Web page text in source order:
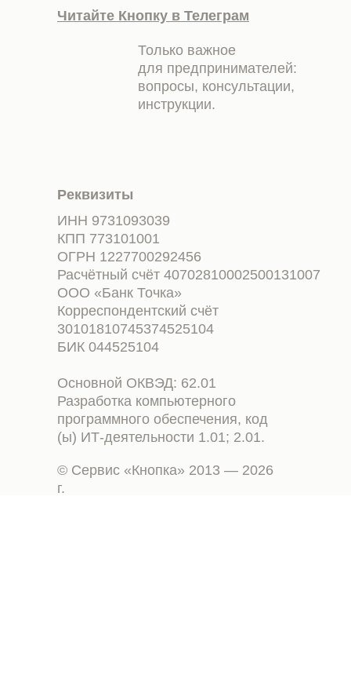
Читайте Кнопку в Телеграм
Только важное
для предпринимателей:
вопросы, консультации,
инструкции.
Реквизиты
Основной ОКВЭД: 62.01
Разработка компьютерного
программного обеспечения, код
(ы) ИТ-деятельности 1.01; 2.01.
ИНН 9731093039
КПП 773101001
ОГРН 1227700292456
Расчётный счёт 40702810002500131007
ООО «Банк Точка»
Корреспондентский счёт
30101810745374525104
БИК 044525104
© Сервис «Кнопка» 2013 — 2026
г.